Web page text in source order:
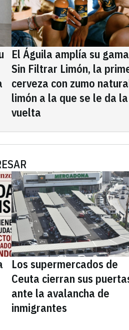
El Águila amplía su
Sin Filtrar Limón, la
cerveza con zumo
limón a la que se le da la
vuelta
Los supermercados de
Ceuta cierran sus
ante la avalancha de
inmigrantes